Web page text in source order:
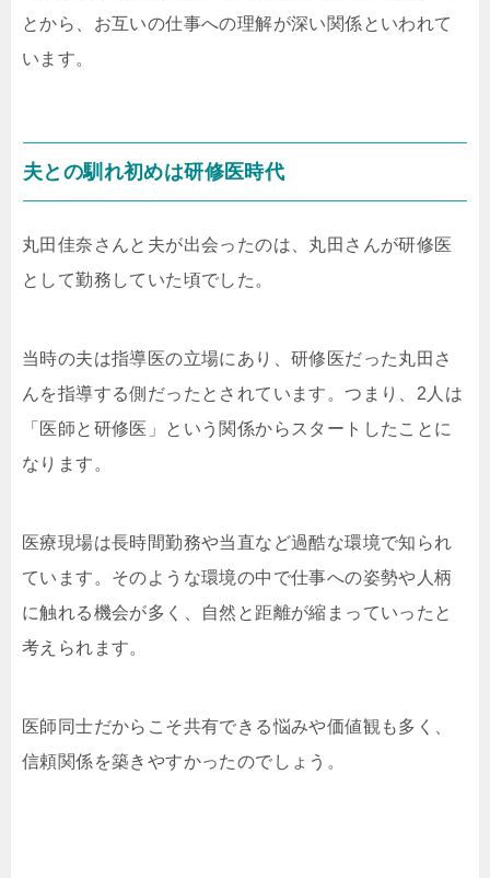
とから、お互いの仕事への理解が深い関係といわれて
います。
夫との馴れ初めは研修医時代
丸田佳奈さんと夫が出会ったのは、丸田さんが研修医
として勤務していた頃でした。
当時の夫は指導医の立場にあり、研修医だった丸田さ
んを指導する側だったとされています。つまり、2人は
「医師と研修医」という関係からスタートしたことに
なります。
医療現場は長時間勤務や当直など過酷な環境で知られ
ています。そのような環境の中で仕事への姿勢や人柄
に触れる機会が多く、自然と距離が縮まっていったと
考えられます。
医師同士だからこそ共有できる悩みや価値観も多く、
信頼関係を築きやすかったのでしょう。